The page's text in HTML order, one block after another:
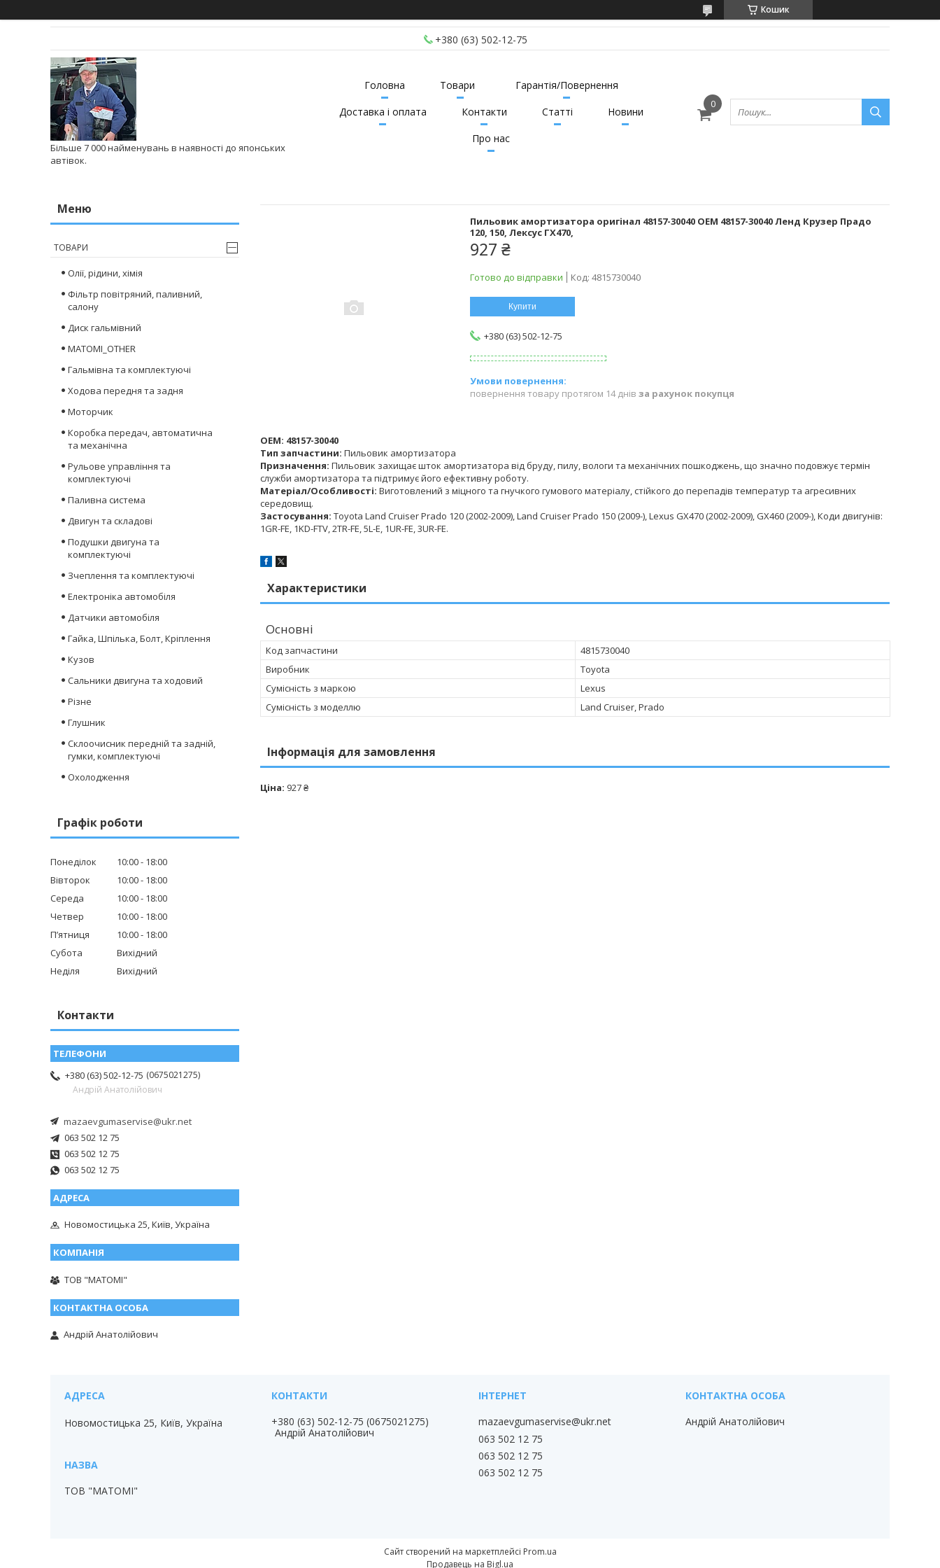
Кошик
+380 (63) 502-12-75
Більше 7 000 найменувань в наявності до японських
автівок.
Головна Товари
Гарантія/Повернення
Доставка і оплата
Контакти Статті
Новини
Про нас
Пильовик амортизатора оригінал 48157-30040 OEM 48157-30040 Ленд Крузер Прадо
120, 150, Лексус ГХ470,
927 ₴
Готово до відправки Код: 4815730040
Купити
+380 (63) 502-12-75
повернення товару протягом 14 днів за рахунок покупця
OEM: 48157-30040
Тип запчастини: Пильовик амортизатора
Призначення: Пильовик захищає шток амортизатора від бруду, пилу, вологи та механічних пошкоджень, що значно подовжує термін
служби амортизатора та підтримує його ефективну роботу.
Матеріал/Особливості: Виготовлений з міцного та гнучкого гумового матеріалу, стійкого до перепадів температур та агресивних
середовищ.
Застосування: Toyota Land Cruiser Prado 120 (2002-2009), Land Cruiser Prado 150 (2009-), Lexus GX470 (2002-2009), GX460 (2009-), Коди двигунів:
1GR-FE, 1KD-FTV, 2TR-FE, 5L-E, 1UR-FE, 3UR-FE.
Характеристики
Основні
Код запчастини
4815730040
Виробник
Toyota
Сумісність з маркою
Lexus
Сумісність з моделлю
Land Cruiser, Prado
Інформація для замовлення
Ціна: 927 ₴
ТОВАРИ
Олії, рідини, хімія
Фільтр повітряний, паливний,
салону
Диск гальмівний
MATOMI_OTHER
Гальмівна та комплектуючі
Ходова передня та задня
Моторчик
Коробка передач, автоматична
та механічна
Рульове управління та
комплектуючі
Паливна система
Двигун та складові
Подушки двигуна та
комплектуючі
Зчеплення та комплектуючі
Електроніка автомобіля
Датчики автомобіля
Гайка, Шпілька, Болт, Кріплення
Кузов
Сальники двигуна та ходовий
Різне
Глушник
Склоочисник передній та задній,
гумки, комплектуючі
Охолодження
Графік роботи
Понеділок 10:00
18:00
Вівторок
10:00
18:00
Середа
10:00
18:00
Четвер
10:00
18:00
Пʼятниця
10:00
18:00
Субота
Вихідний
Неділя
Вихідний
Контакти
+380 (63) 502-12-75 0675021275
Андрій Анатолійович
mazaevgumaservise@ukr.net
063 502 12 75
063 502 12 75
063 502 12 75
Новомостицька 25, Київ, Україна
ТОВ "МАТОМІ"
Андрій Анатолійович
Новомостицька 25, Київ, Україна
ТОВ "МАТОМІ"
+380 (63) 502-12-75 0675021275
Андрій Анатолійович
mazaevgumaservise@ukr.net
063 502 12 75
063 502 12 75
063 502 12 75
Андрій Анатолійович
Сайт створений на маркетплейсі Prom.ua
Продавець на Bigl.ua